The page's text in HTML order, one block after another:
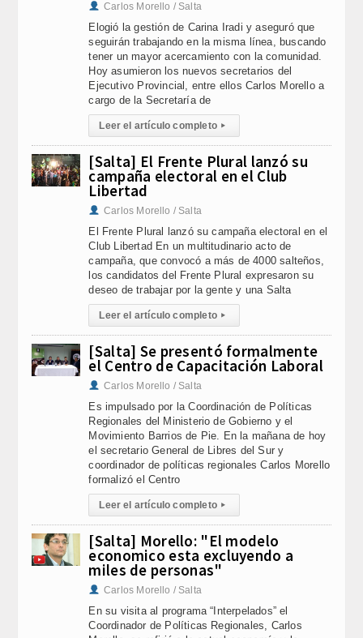
Carlos Morello / Salta
Elogió la gestión de Carina Iradi y aseguró que
seguirán trabajando en la misma línea, buscando
tener un mayor acercamiento con la comunidad.
Hoy asumieron los nuevos secretarios del
Ejecutivo Provincial, entre ellos Carlos Morello a
cargo de la Secretaría de
Leer el artículo completo ▸
[Salta] El Frente Plural lanzó su
campaña electoral en el Club
Libertad
Carlos Morello / Salta
El Frente Plural lanzó su campaña electoral en el
Club Libertad En un multitudinario acto de
campaña, que convocó a más de 4000 salteños,
los candidatos del Frente Plural expresaron su
deseo de trabajar por la gente y una Salta
Leer el artículo completo ▸
[Salta] Se presentó formalmente
el Centro de Capacitación Laboral
Carlos Morello / Salta
Es impulsado por la Coordinación de Políticas
Regionales del Ministerio de Gobierno y el
Movimiento Barrios de Pie. En la mañana de hoy
el secretario General de Libres del Sur y
coordinador de políticas regionales Carlos Morello
formalizó el Centro
Leer el artículo completo ▸
[Salta] Morello: "El modelo
economico esta excluyendo a
miles de personas"
Carlos Morello / Salta
En su visita al programa “Interpelados” el
Coordinador de Políticas Regionales, Carlos